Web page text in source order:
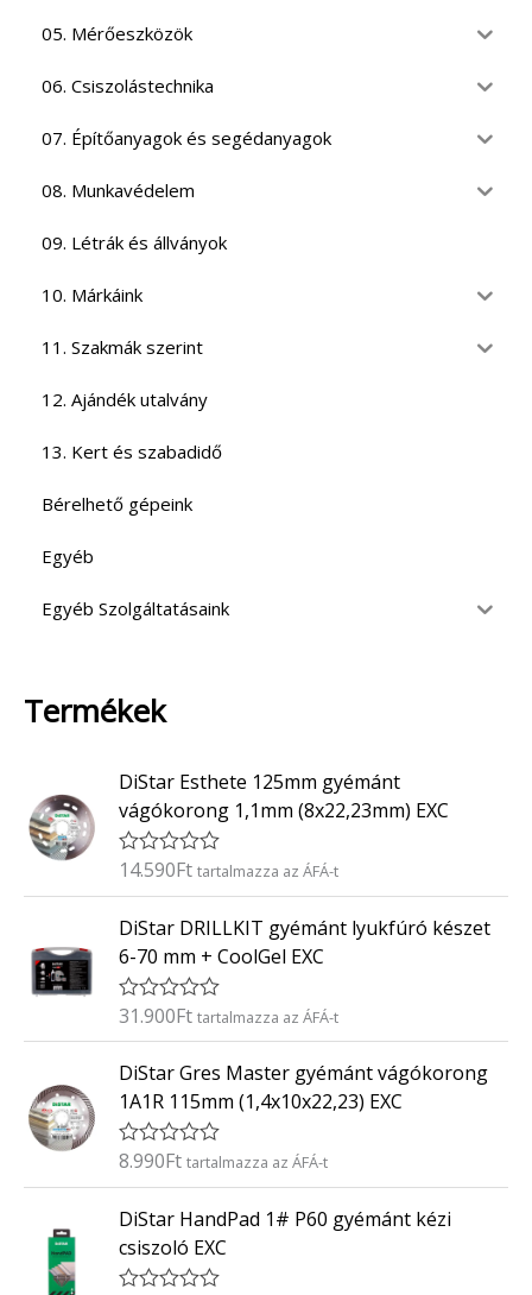
05. Mérőeszközök
06. Csiszolástechnika
07. Építőanyagok és segédanyagok
08. Munkavédelem
09. Létrák és állványok
10. Márkáink
11. Szakmák szerint
12. Ajándék utalvány
13. Kert és szabadidő
Bérelhető gépeink
Egyéb
Egyéb Szolgáltatásaink
Termékek
DiStar Esthete 125mm gyémánt
vágókorong 1,1mm (8x22,23mm) EXC
É
é
k
e
l
é
s
:
/
5
14.590Ft tartalmazza az ÁFÁ-t
DiStar DRILLKIT gyémánt lyukfúró készet
6-70 mm + CoolGel EXC
É
é
k
e
l
s
:
/
5
31.900Ft tartalmazza az ÁFÁ-t
DiStar Gres Master gyémánt vágókorong
1A1R 115mm (1,4x10x22,23) EXC
É
é
e
l
8.990Ft tartalmazza az ÁFÁ-t
DiStar HandPad 1# P60 gyémánt kézi
csiszoló EXC